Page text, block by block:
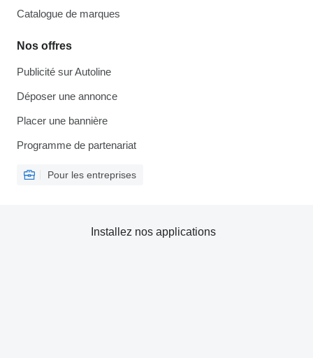
Catalogue de marques
Nos offres
Publicité sur Autoline
Déposer une annonce
Placer une bannière
Programme de partenariat
Pour les entreprises
Installez nos applications